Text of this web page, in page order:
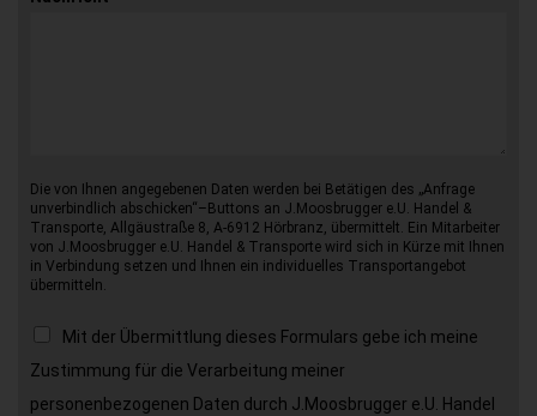
Die von Ihnen angegebenen Daten werden bei Betätigen des „Anfrage
unverbindlich abschicken“–Buttons an J.Moosbrugger e.U. Handel &
Transporte, Allgäustraße 8, A-6912 Hörbranz, übermittelt. Ein Mitarbeiter
von J.Moosbrugger e.U. Handel & Transporte wird sich in Kürze mit Ihnen
in Verbindung setzen und Ihnen ein individuelles Transportangebot
übermitteln.
Mit der Übermittlung dieses Formulars gebe ich meine
Zustimmung für die Verarbeitung meiner
personenbezogenen Daten durch J.Moosbrugger e.U. Handel